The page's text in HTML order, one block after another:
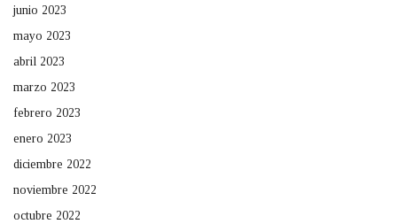
junio 2023
mayo 2023
abril 2023
marzo 2023
febrero 2023
enero 2023
diciembre 2022
noviembre 2022
octubre 2022